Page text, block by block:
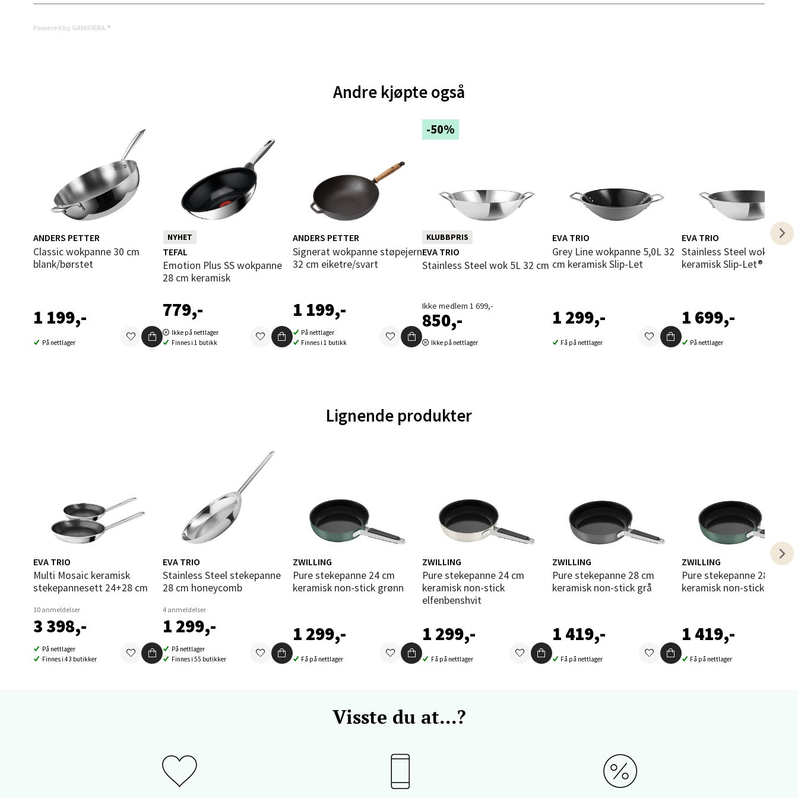
Powered by GAMIFIERA.®
Andre kjøpte også
ANDERS PETTER
Classic wokpanne 30 cm
blank/børstet
1 199,-
På nettlager
NYHET
TEFAL
Emotion Plus SS wokpanne
28 cm keramisk
779,-
Ikke på nettlager
Finnes i 1 butikk
ANDERS PETTER
Signerat wokpanne støpejern
32 cm eiketre/svart
1 199,-
På nettlager
Finnes i 1 butikk
-50%
KLUBBPRIS
EVA TRIO
Stainless Steel wok 5L 32 cm
Ikke medlem 1 699,-
850,-
Ikke på nettlager
EVA TRIO
Grey Line wokpanne 5,0L 32
cm keramisk Slip-Let
1 299,-
Få på nettlager
EVA TRIO
Stainless Steel wok 5L 32 cm
keramisk Slip-Let® belegg
1 699,-
På nettlager
Lignende produkter
EVA TRIO
Multi Mosaic keramisk
stekepannesett 24+28 cm
10 anmeldelser
3 398,-
På nettlager
Finnes i 43 butikker
EVA TRIO
Stainless Steel stekepanne
28 cm honeycomb
4 anmeldelser
1 299,-
På nettlager
Finnes i 55 butikker
ZWILLING
Pure stekepanne 24 cm
keramisk non-stick grønn
1 299,-
Få på nettlager
ZWILLING
Pure stekepanne 24 cm
keramisk non-stick
elfenbenshvit
1 299,-
Få på nettlager
ZWILLING
Pure stekepanne 28 cm
keramisk non-stick grå
1 419,-
Få på nettlager
ZWILLING
Pure stekepanne 28 cm
keramisk non-stick grønn
1 419,-
Få på nettlager
Visste du at...?
Velg
Narvik - Thon Senter Malmporten
Bolagsgata 1, 8514 Narvik
Åpent i dag 10-20
Bergen - Oasen Senter
Folke Bernadottes vei 52, 5147 Fyllingsdalen
Åpent i dag 10-21
0 i butikk
Aunasenteret, Sunndalsvegen 3, 7340 Oppdal
Orkanger - Thon Senter Orkanger
Thon Senter Orkanger, Orkdalsveien 113, 7300 Orkanger
Velg
Sandvika - Thon Senter Sandvika
Åpent i dag 10-21
0 i butikk
Velg
Bergen - Thon Senter Sartor